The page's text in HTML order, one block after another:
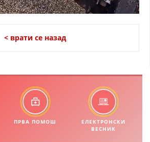
СТРАТЕГИИ
ПРЕЗЕНТАЦИИ
< врати се назад
ПРВА ПОМОШ
ЕЛЕКТРОНСКИ
ВЕСНИК